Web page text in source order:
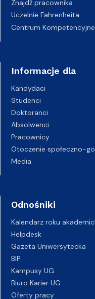
Znajdź pracownika
Uczelnie Fahrenheita
Centrum Kompetencyjne
Informacje dla
Kandydaci
Studenci
Doktoranci
Absolwenci
Pracownicy
Otoczenie społeczno-
Media
Odnośniki
Kalendarz roku
Helpdesk
Gazeta Uniwersytecka
BIP
Kampusy UG
Biuro Karier UG
Oferty pracy